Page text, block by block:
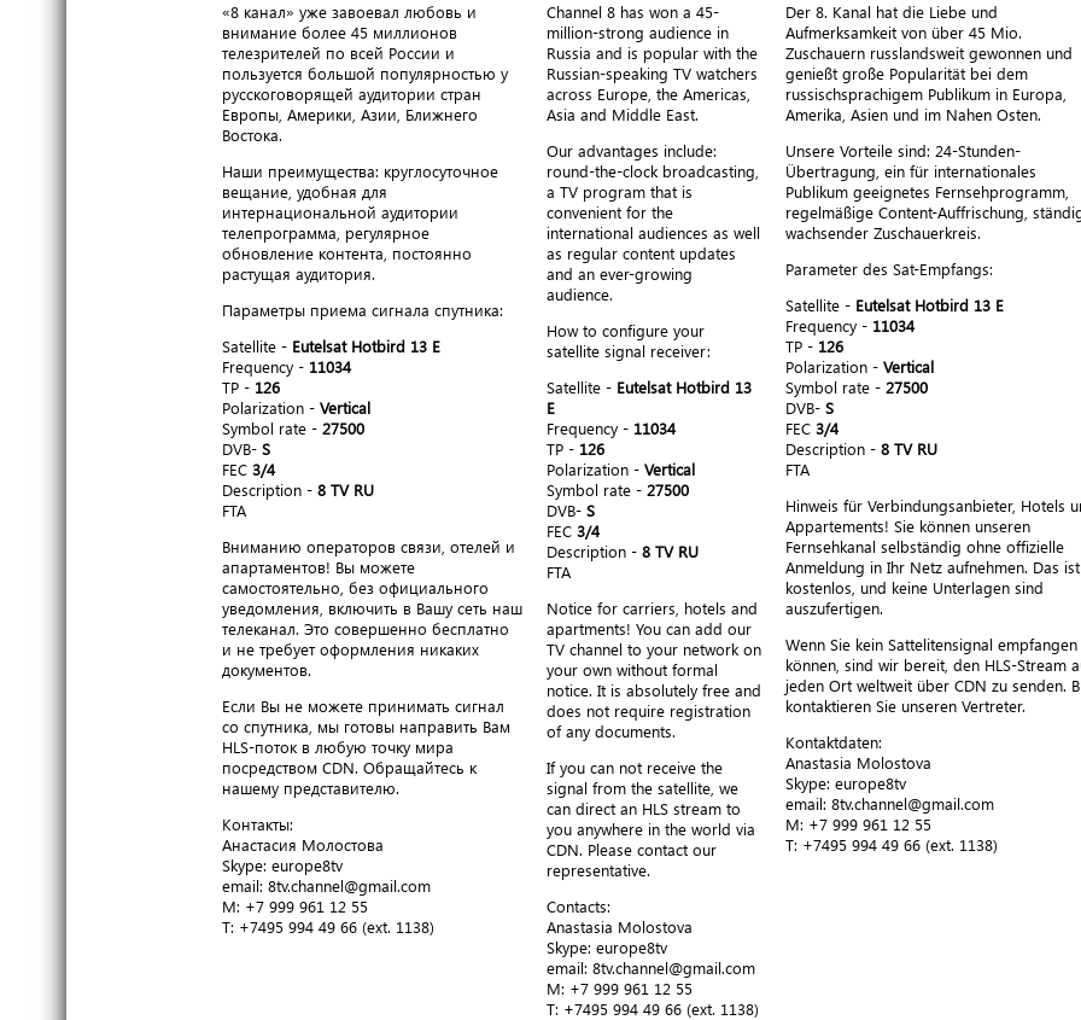
«8 канал» уже завоевал любовь и
внимание более 45 миллионов
телезрителей по всей России и
пользуется большой популярностью у
русскоговорящей аудитории стран
Европы, Америки, Азии, Ближнего
Востока.
Наши преимущества: круглосуточное
вещание, удобная для
интернациональной аудитории
телепрограмма, регулярное
обновление контента, постоянно
растущая аудитория.
Параметры приема сигнала спутника:
Satellite - Eutelsat Hotbird 13 E
Frequency - 11034
TP - 126
Polarization - Vertical
Symbol rate - 27500
DVB- S
FEC 3/4
Description - 8 TV RU
FTA
Вниманию операторов связи, отелей и
апартаментов! Вы можете
самостоятельно, без официального
уведомления, включить в Вашу сеть наш
телеканал. Это совершенно бесплатно
и не требует оформления никаких
документов.
Если Вы не можете принимать сигнал
со спутника, мы готовы направить Вам
HLS-поток в любую точку мира
посредством CDN. Обращайтесь к
нашему представителю.
Контакты:
Анастасия Молостова
​Skype: europe8tv
email: 8tv.channel@gmail.com
M: +7 999 961 12 55
T​: +7495 994 49 66 (ext. 1138)
Channel 8 has won a 45-
million-strong audience in
Russia and is popular with the
Russian-speaking TV watchers
across Europe, the Americas,
Asia and Middle East.
Our advantages include:
round-the-clock broadcasting,
a TV program that is
convenient for the
international audiences as well
as regular content updates
and an ever-growing
audience.
How to configure your
satellite signal receiver:
Satellite - Eutelsat Hotbird 13
E
Frequency - 11034
TP - 126
Polarization - Vertical
Symbol rate - 27500
DVB- S
FEC 3/4
Description - 8 TV RU
FTA
Notice for carriers, hotels and
apartments! You can add our
TV channel to your network on
your own without formal
notice. It is absolutely free and
does not require registration
of any documents.
If you can not receive the
signal from the satellite, we
can direct an HLS stream to
you anywhere in the world via
CDN. Please contact our
representative.
Contacts:
Anastasia Molostova
​Skype: europe8tv
email: 8tv.channel@gmail.com
M: +7 999 961 12 55
T​: +7495 994 49 66 (ext. 1138)
Der 8. Kanal hat die Liebe und
Aufmerksamkeit von über 45 Mio.
Zuschauern russlandsweit gewonnen und
genießt große Popularität bei dem
russischsprachigem Publikum in Europa,
Amerika, Asien und im Nahen Osten.
Unsere Vorteile sind: 24-Stunden-
Übertragung, ein für internationales
Publikum geeignetes Fernsehprogramm,
regelmäßige Content-Auffrischung,
wachsender Zuschauerkreis.
Parameter des Sat-Empfangs:
Satellite - Eutelsat Hotbird 13 E
Frequency - 11034
TP - 126
Polarization - Vertical
Symbol rate - 27500
DVB- S
FEC 3/4
Description - 8 TV RU
FTA
Hinweis für Verbindungsanbieter, Hotels
Appartements! Sie können unseren
Fernsehkanal selbständig ohne offizielle
Anmeldung in Ihr Netz aufnehmen. Das ist
kostenlos, und keine Unterlagen sind
auszufertigen.
Wenn Sie kein Sattelitensignal empfangen
können, sind wir bereit, den HLS-Stream
jeden Ort weltweit über CDN zu senden.
kontaktieren Sie unseren Vertreter.
Kontaktdaten:
Anastasia Molostova
​Skype: europe8tv
email: 8tv.channel@gmail.com
M: +7 999 961 12 55
T​: +7495 994 49 66 (ext. 1138)